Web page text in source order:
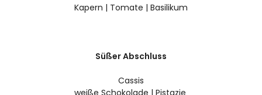
Kapern | Tomate | Basilikum
Süßer Abschluss
Cassis
weiße Schokolade | Pistazie